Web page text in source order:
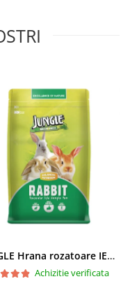
JUNGLE Hrana rozatoare IEPURI 500g
Achizitie verificata